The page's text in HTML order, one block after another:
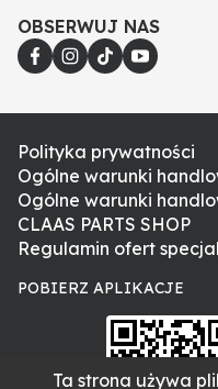
Ta strona używa
OBSERWUJ NAS
Polityka prywatności
Ogólne warunki
Ogólne warunki
CLAAS PARTS SHOP
Regulamin ofert
POBIERZ APLIKACJE